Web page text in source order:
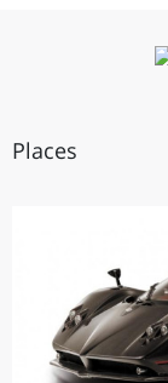
Places